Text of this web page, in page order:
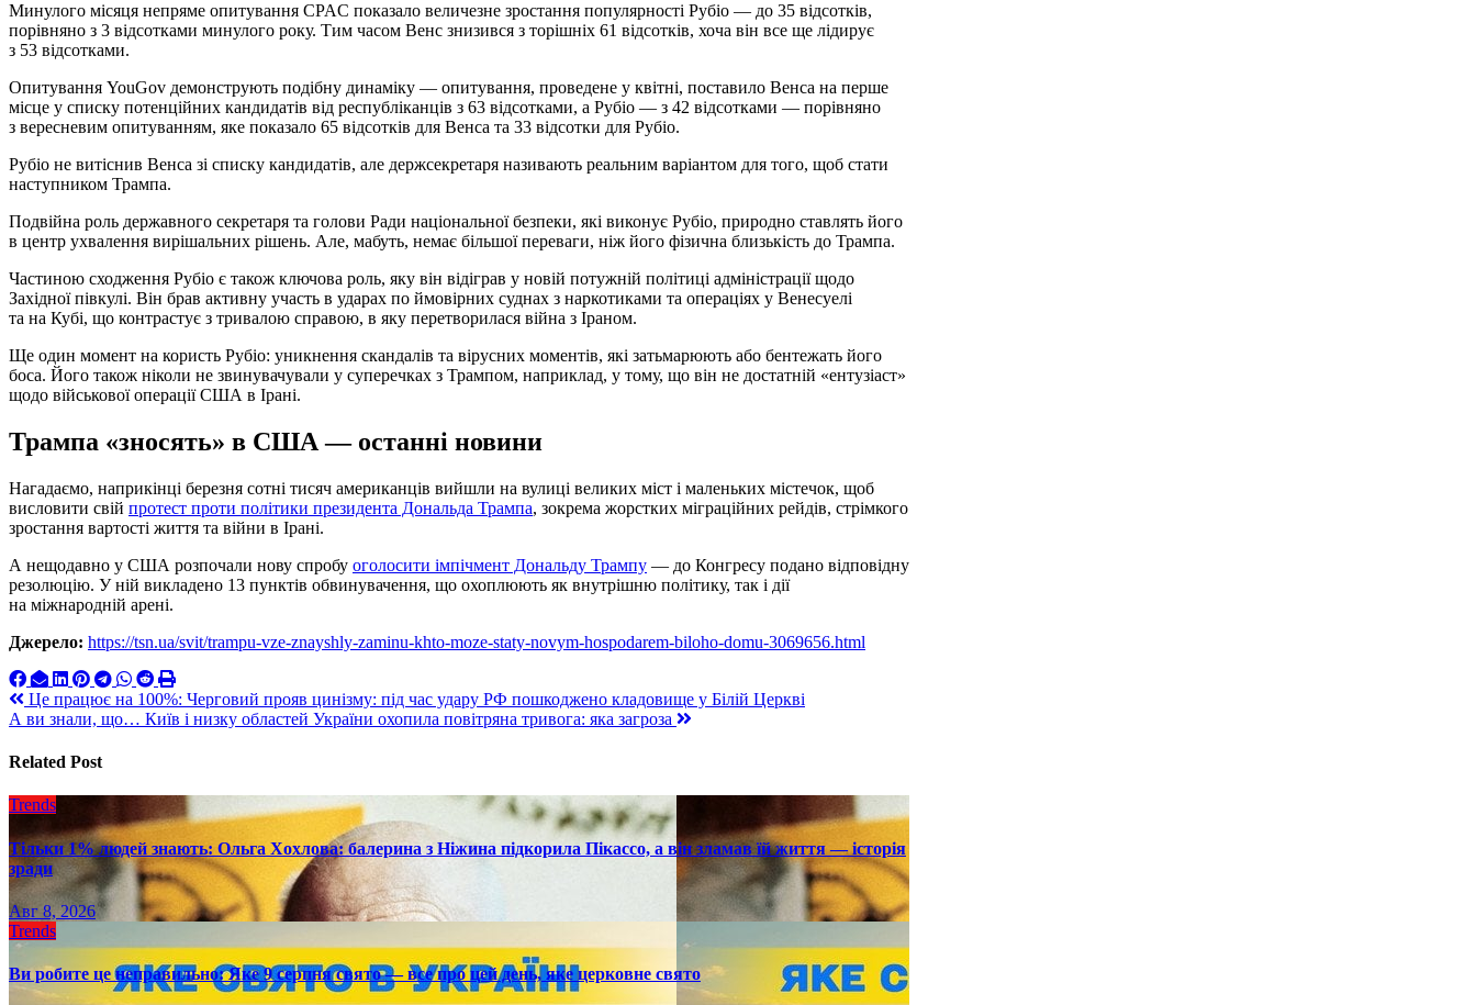
Минулого місяця непряме опитування CPAC показало величезне зростання популярності Рубіо — до 35 відсотків,
порівняно з 3 відсотками минулого року. Тим часом Венс знизився з торішніх 61 відсотків, хоча він все ще лідирує
з 53 відсотками.
Опитування YouGov демонструють подібну динаміку — опитування, проведене у квітні, поставило Венса на перше
місце у списку потенційних кандидатів від республіканців з 63 відсотками, а Рубіо — з 42 відсотками — порівняно
з вересневим опитуванням, яке показало 65 відсотків для Венса та 33 відсотки для Рубіо.
Рубіо не витіснив Венса зі списку кандидатів, але держсекретаря називають реальним варіантом для того, щоб стати
наступником Трампа.
Подвійна роль державного секретаря та голови Ради національної безпеки, які виконує Рубіо, природно ставлять його
в центр ухвалення вирішальних рішень. Але, мабуть, немає більшої переваги, ніж його фізична близькість до Трампа.
Частиною сходження Рубіо є також ключова роль, яку він відіграв у новій потужній політиці адміністрації щодо
Західної півкулі. Він брав активну участь в ударах по ймовірних суднах з наркотиками та операціях у Венесуелі
та на Кубі, що контрастує з тривалою справою, в яку перетворилася війна з Іраном.
Ще один момент на користь Рубіо: уникнення скандалів та вірусних моментів, які затьмарюють або бентежать його
боса. Його також ніколи не звинувачували у суперечках з Трампом, наприклад, у тому, що він не достатній «ентузіаст»
щодо військової операції США в Ірані.
Трампа «зносять» в США — останні новини
Нагадаємо, наприкінці березня сотні тисяч американців вийшли на вулиці великих міст і маленьких містечок, щоб
висловити свій протест проти політики президента Дональда Трампа, зокрема жорстких міграційних рейдів, стрімкого
зростання вартості життя та війни в Ірані.
А нещодавно у США розпочали нову спробу оголосити імпічмент Дональду Трампу — до Конгресу подано відповідну
резолюцію. У ній викладено 13 пунктів обвинувачення, що охоплюють як внутрішню політику, так і дії
на міжнародній арені.
Джерело: https://tsn.ua/svit/trampu-vze-znayshly-zaminu-khto-moze-staty-novym-hospodarem-biloho-domu-3069656.html
Навигация
по
записям
Це працює на 100%: Черговий прояв цинізму: під час удару РФ пошкоджено кладовище у Білій Церкві
А ви знали, що… Київ і низку областей України охопила повітряна тривога: яка загроза
Related Post
Trends
Тільки 1% людей знають: Ольга Хохлова: балерина з Ніжина підкорила Пікассо, а він зламав їй життя — історія
зради
Авг 8, 2026
Trends
Ви робите це неправильно: Яке 9 серпня свято — все про цей день, яке церковне свято